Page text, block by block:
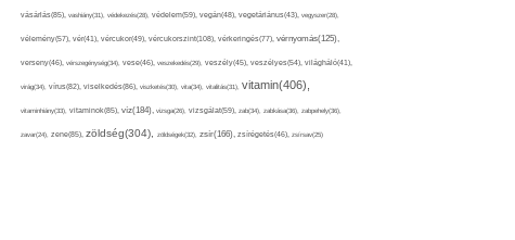
vásárlás(85), vashiány(31), védekezés(28), védelem(59), vegán(48), vegetáriánus(43), vegyszer(28),
vélemény(57), vér(41), vércukor(49), vércukorszint(108), vérkeringés(77), vérnyomás(125),
verseny(46), vérszegénység(34), vese(46), veszekedés(29), veszély(45), veszélyes(54), világháló(41),
virág(34), vírus(82), viselkedés(86), viszketés(30), vita(34), vitalitás(31), vitamin(406),
vitaminhiány(33), vitaminok(85), víz(184), vizsga(26), vizsgálat(59), zab(34), zabkása(36), zabpehely(36),
zavar(24), zene(85), zöldség(304), zöldségek(32), zsír(166), zsírégetés(46), zsírsav(25)